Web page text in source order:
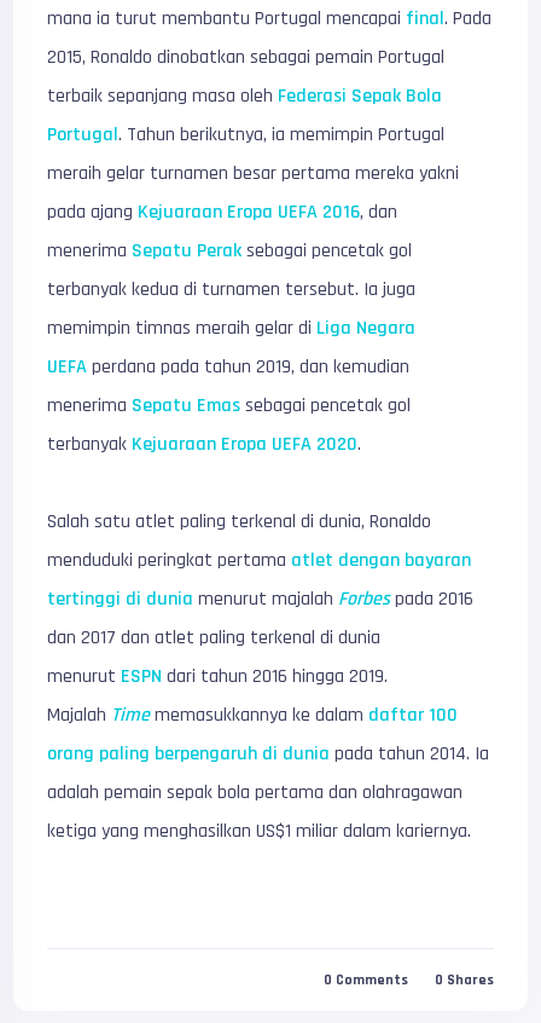
mana ia turut membantu Portugal mencapai final. Pada
2015, Ronaldo dinobatkan sebagai pemain Portugal
terbaik sepanjang masa oleh Federasi Sepak Bola
Portugal. Tahun berikutnya, ia memimpin Portugal
meraih gelar turnamen besar pertama mereka yakni
pada ajang Kejuaraan Eropa UEFA 2016, dan
menerima Sepatu Peraksebagai pencetak gol
terbanyak kedua di turnamen tersebut. Ia juga
memimpin timnas meraih gelar di Liga Negara
UEFAperdana pada tahun 2019, dan kemudian
menerima Sepatu Emassebagai pencetak gol
terbanyak Kejuaraan Eropa UEFA 2020.
Salah satu atlet paling terkenal di dunia, Ronaldo
menduduki peringkat pertama atlet dengan bayaran
tertinggi di dunia menurut majalah Forbespada 2016
dan 2017 dan atlet paling terkenal di dunia
menurut ESPN dari tahun 2016 hingga 2019.
Majalah Timememasukkannya ke dalam daftar 100
orang paling berpengaruh di dunia pada tahun 2014. Ia
adalah pemain sepak bola pertama dan olahragawan
ketiga yang menghasilkan US$1 miliar dalam kariernya.
0 Comments 0 Shares